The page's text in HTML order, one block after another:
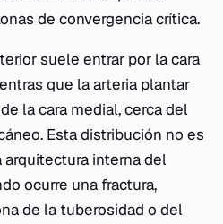
de convergencia crítica.
suele entrar por la cara
que la arteria plantar
la cara medial, cerca del
Esta distribución no es
arquitectura interna del
ocurre una fractura,
de la tuberosidad o del